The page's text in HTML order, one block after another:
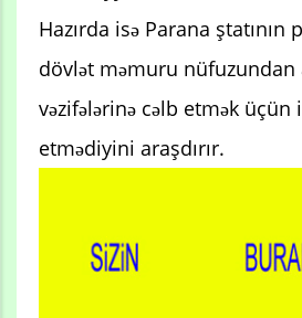
Hazırda isə Parana
dövlət məmuru nüfuzundan
vəzifələrinə cəlb etmək üçün
etmədiyini araşdırır.